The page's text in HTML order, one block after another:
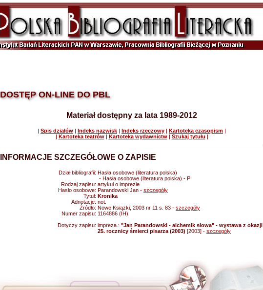
DOSTĘP ON-LINE DO PBL
Materiał dostępny za lata 1989-2012
| Spis działów | Indeks nazwisk | Indeks rzeczowy | Kartoteka czasopism |
| Kartoteka teatrów| Kartoteka wydawnictw| Szukaj tytułu |
INFORMACJE SZCZEGÓŁOWE O ZAPISIE
Dział bibliografii: Hasła osobowe (literatura polska)
- Hasła osobowe (literatura polska) - P
Rodzaj zapisu: artykuł o imprezie
Hasło osobowe: Parandowski Jan - szczegóły
Tytuł: Kronika
Adnotacje: not.
Źródło: Nowe Książki, 2003 nr 11 s. 83 - szczegóły
Numer zapisu: 1164886 (IH)
Dotyczy zapisu: impreza.: "Jan Parandowski - alchemik słowa" - wystawa z okazji
25. rocznicy śmierci pisarza (2003) [2003] - szczegóły